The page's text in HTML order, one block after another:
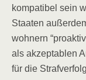
kom­pa­ti­bel sein
Staa­ten
woh­nern
als akzep­ta­blen
für die